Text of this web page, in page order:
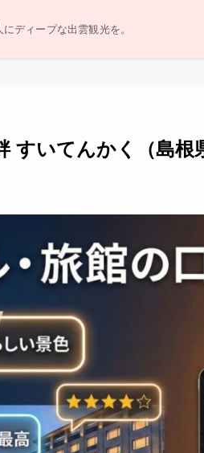
ディープな出雲観光を。
すいてんかく（島根